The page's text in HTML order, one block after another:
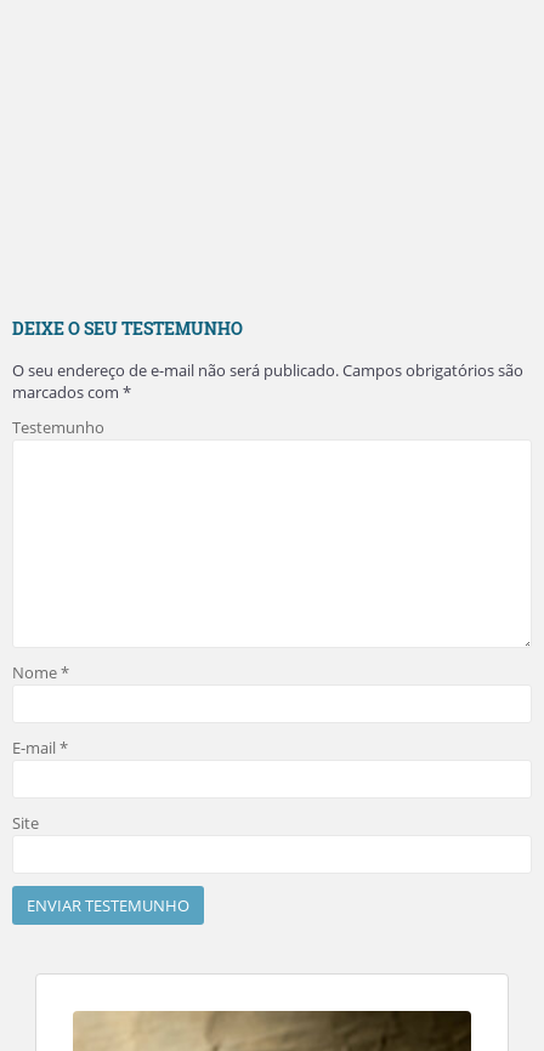
DEIXE O SEU TESTEMUNHO
O seu endereço de e-mail não será publicado.Campos obrigatórios são
marcados com *
Testemunho
Nome*
E-mail*
Site